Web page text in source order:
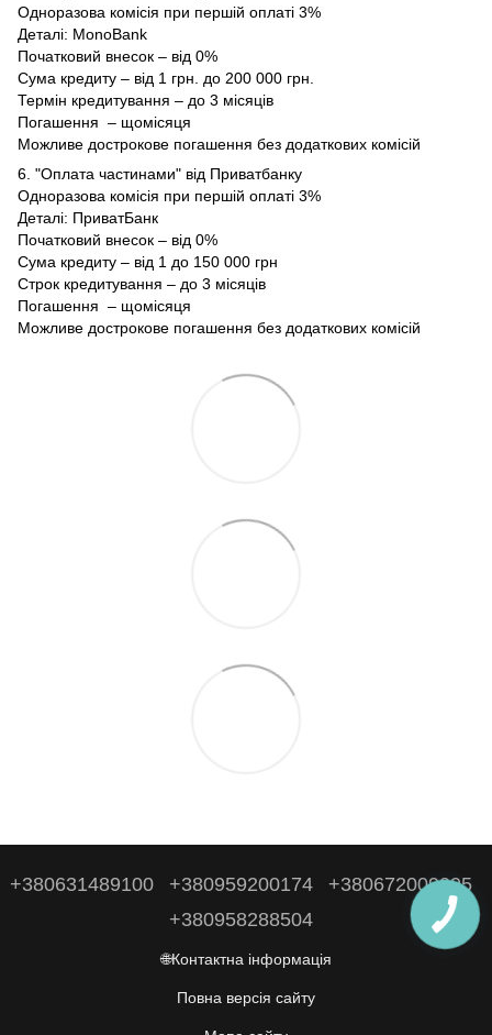
Одноразова комісія при першій оплаті 3%
Деталі: MonoBank
Початковий внесок – від 0%
Сума кредиту – від 1 грн. до 200 000 грн.
Термін кредитування – до 3 місяців
Погашення – щомісяця
Можливе дострокове погашення без додаткових комісій
6. "Оплата частинами" від Приватбанку
Одноразова комісія при першій оплаті 3%
Деталі: ПриватБанк
Початковий внесок – від 0%
Сума кредиту – від 1 до 150 000 грн
Строк кредитування – до 3 місяців
Погашення – щомісяця
Можливе дострокове погашення без додаткових комісій
+380631489100 +380959200174
+380672009095
+380958288504
🌐Контактна інформація
Повна версія сайту